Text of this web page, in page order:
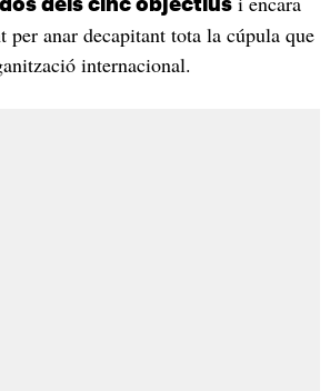
per anar decapitant tota la cúpula que
internacional.